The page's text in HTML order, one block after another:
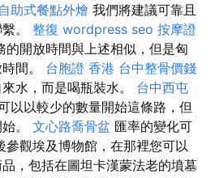
自助式餐點外燴 我們將建議可靠且
。 整復 wordpress seo 按摩證
的開放時間與上述相似，但是匈
間。 台胞證 香港 台中整骨價錢
水，而是喝瓶裝水。 台中西屯
以以較少的數量開始這條路，但
。 文心路喬骨盆 匯率的變化可
參觀埃及博物館，在那裡您可以
，包括在圖坦卡漢蒙法老的墳墓